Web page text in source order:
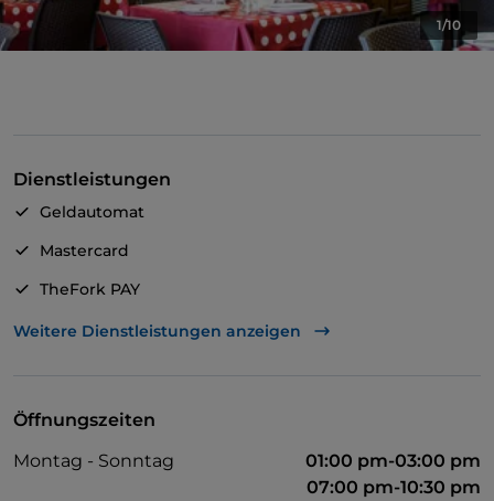
1/10
Dienstleistungen
Geldautomat
Mastercard
TheFork PAY
UnionPay über TheFork PAY
Weitere Dienstleistungen anzeigen
Öffnungszeiten
Montag - Sonntag
01:00 pm-03:00 pm
07:00 pm-10:30 pm